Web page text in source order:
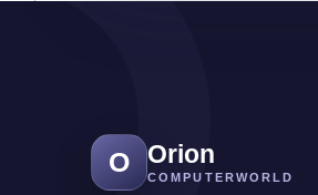
O Orion
COMPUTERWORLD